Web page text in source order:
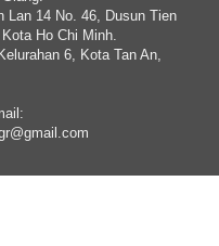
Lan 14 No. 46, Dusun Tien
Ho Chi Minh.
6, Kota Tan An,